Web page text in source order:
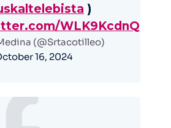
)
WLK9KcdnQi
(@Srtacotilleo)
16, 2024